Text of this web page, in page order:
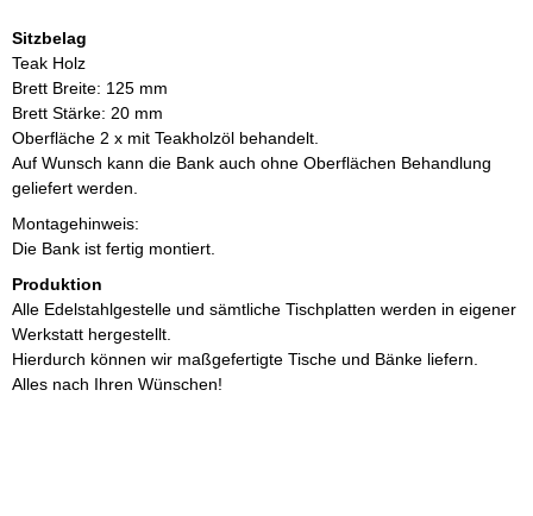
Sitzbelag
Teak Holz
Brett Breite: 125 mm
Brett Stärke: 20 mm
Oberfläche 2 x mit Teakholzöl behandelt.
Auf Wunsch kann die Bank auch ohne Oberflächen Behandlung
geliefert werden.
Montagehinweis:
Die Bank ist fertig montiert.
Produktion
Alle Edelstahlgestelle und sämtliche Tischplatten werden in eigener
Werkstatt hergestellt.
Hierdurch können wir maßgefertigte Tische und Bänke liefern.
Alles nach Ihren Wünschen!